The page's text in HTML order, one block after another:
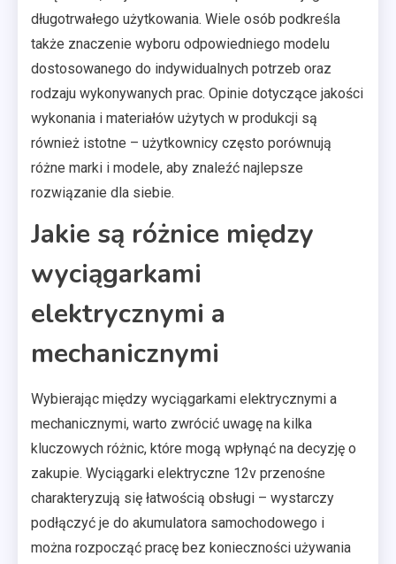
długotrwałego użytkowania. Wiele osób podkreśla
także znaczenie wyboru odpowiedniego modelu
dostosowanego do indywidualnych potrzeb oraz
rodzaju wykonywanych prac. Opinie dotyczące jakości
wykonania i materiałów użytych w produkcji są
również istotne – użytkownicy często porównują
różne marki i modele, aby znaleźć najlepsze
rozwiązanie dla siebie.
Jakie są różnice między
wyciągarkami
elektrycznymi a
mechanicznymi
Wybierając między wyciągarkami elektrycznymi a
mechanicznymi, warto zwrócić uwagę na kilka
kluczowych różnic, które mogą wpłynąć na decyzję o
zakupie. Wyciągarki elektryczne 12v przenośne
charakteryzują się łatwością obsługi – wystarczy
podłączyć je do akumulatora samochodowego i
można rozpocząć pracę bez konieczności używania